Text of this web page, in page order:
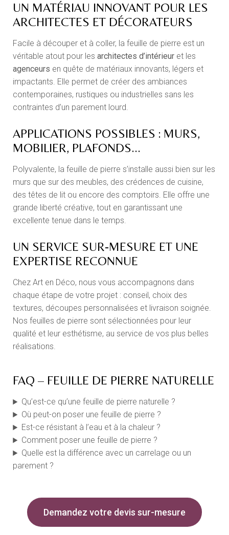
UN MATÉRIAU INNOVANT POUR LES
ARCHITECTES ET DÉCORATEURS
Facile à découper et à coller, la feuille de pierre est un
véritable atout pour lesarchitectes d’intérieur et les
agenceurs en quête de matériaux innovants, légers et
impactants. Elle permet de créer des ambiances
contemporaines, rustiques ou industrielles sans les
contraintes d’un parement lourd.
APPLICATIONS POSSIBLES : MURS,
MOBILIER, PLAFONDS...
Polyvalente, la feuille de pierre s’installe aussi bien sur les
murs que sur des meubles, des crédences de cuisine,
des têtes de lit ou encore des comptoirs. Elle offre une
grande liberté créative, tout en garantissant une
excellente tenue dans le temps.
UN SERVICE SUR-MESURE ET UNE
EXPERTISE RECONNUE
Chez Art en Déco, nous vous accompagnons dans
chaque étape de votre projet : conseil, choix des
textures, découpes personnalisées et livraison soignée.
Nos feuilles de pierre sont sélectionnées pour leur
qualité et leur esthétisme, au service de vos plus belles
réalisations.
FAQ – FEUILLE DE PIERRE NATURELLE
Qu’est-ce qu’une feuille de pierre naturelle ?
Où peut-on poser une feuille de pierre ?
Est-ce résistant à l’eau et à la chaleur ?
Comment poser une feuille de pierre ?
Quelle est la différence avec un carrelage ou un
parement ?
Demandez votre devis sur-mesure